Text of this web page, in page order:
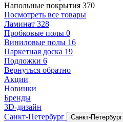
Напольные покрытия 370
Посмотреть все товары
Ламинат 328
Пробковые полы 0
Виниловые полы 16
Паркетная доска 19
Подложки 6
Вернуться обратно
Акции
Новинки
Бренды
3D-дизайн
Санкт-Петербург
Санкт-Петербург